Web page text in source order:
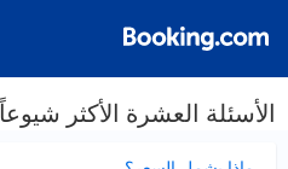
الأسئلة العشرة الأكثر شيوعاً